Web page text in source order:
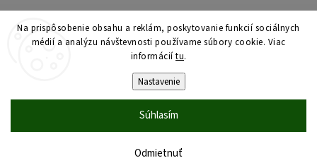
Na prispôsobenie obsahu a reklám, poskytovanie funkcií sociálnych
médií a analýzu návštevnosti používame súbory cookie. Viac
informáciítu.
Nastavenie
Odmietnuť
Súhlasím
Upraviť nastavenie cookies